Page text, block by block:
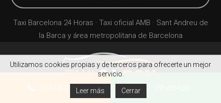
93 516 00 27
Taxi Barcelona 24 Horas · Taxi oficial AMB · Sant Andreu de
la Barca y área metropolitana de Barcelona
Utilizamos cookies propias y de terceros para ofrecerte un mejor
servicio.
Leer más Cerrar